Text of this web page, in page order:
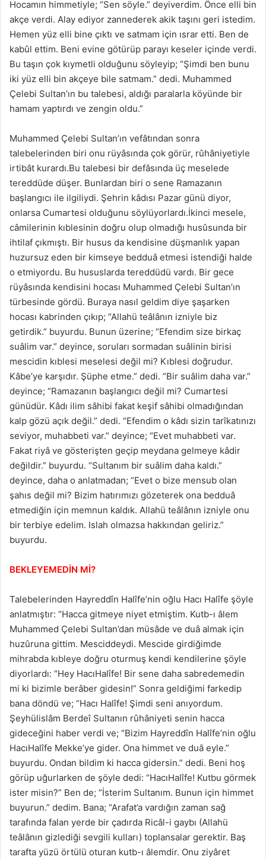
Hocamın himmetiyle; “Sen söyle.” deyiverdim. Önce elli bin
akçe verdi. Alay ediyor zannederek akik taşını geri istedim.
Hemen yüz elli bine çıktı ve satmam için ısrar etti. Ben de
kabûl ettim. Beni evine götürüp parayı keseler içinde verdi.
Bu taşın çok kıymetli olduğunu söyleyip; “Şimdi ben bunu
iki yüz elli bin akçeye bile satmam.” dedi. Muhammed
Çelebi Sultan’ın bu talebesi, aldığı paralarla köyünde bir
hamam yaptırdı ve zengin oldu.”
Muhammed Çelebi Sultan’ın vefâtından sonra
talebelerinden biri onu rüyâsında çok görür, rûhâniyetiyle
irtibât kurardı.Bu talebesi bir defâsında üç meselede
tereddüde düşer. Bunlardan biri o sene Ramazanın
başlangıcı ile ilgiliydi. Şehrin kâdısı Pazar günü diyor,
onlarsa Cumartesi olduğunu söylüyorlardı.İkinci mesele,
câmilerinin kıblesinin doğru olup olmadığı husûsunda bir
ihtilaf çıkmıştı. Bir husus da kendisine düşmanlık yapan
huzursuz eden bir kimseye bedduâ etmesi istendiği halde
o etmiyordu. Bu hususlarda tereddüdü vardı. Bir gece
rüyâsında kendisini hocası Muhammed Çelebi Sultan’ın
türbesinde gördü. Buraya nasıl geldim diye şaşarken
hocası kabrinden çıkıp; “Allahü teâlânın izniyle biz
getirdik.” buyurdu. Bunun üzerine; “Efendim size birkaç
suâlim var.” deyince, soruları sormadan suâlinin birisi
mescidin kıblesi meselesi değil mi? Kıblesi doğrudur.
Kâbe’ye karşıdır. Şüphe etme.” dedi. “Bir suâlim daha var.”
deyince; “Ramazanın başlangıcı değil mi? Cumartesi
günüdür. Kâdı ilim sâhibi fakat keşif sâhibi olmadığından
kalp gözü açık değil.” dedi. “Efendim o kâdı sizin tarîkatınızı
seviyor, muhabbeti var.” deyince; “Evet muhabbeti var.
Fakat riyâ ve gösterişten geçip meydana gelmeye kâdir
değildir.” buyurdu. “Sultanım bir suâlim daha kaldı.”
deyince, daha o anlatmadan; “Evet o bize mensub olan
şahıs değil mi? Bizim hatırımızı gözeterek ona bedduâ
etmediğin için memnun kaldık. Allahü teâlânın izniyle onu
bir terbiye edelim. Islah olmazsa hakkından geliriz.”
buyurdu.
BEKLEYEMEDİN Mİ?
Talebelerinden Hayreddîn Halîfe’nin oğlu Hacı Halîfe şöyle
anlatmıştır: “Hacca gitmeye niyet etmiştim. Kutb-ı âlem
Muhammed Çelebi Sultan’dan müsâde ve duâ almak için
huzûruna gittim. Mesciddeydi. Mescide girdiğimde
mihrabda kıbleye doğru oturmuş kendi kendilerine şöyle
diyorlardı: “Hey HacıHalîfe! Bir sene daha sabredemedin
mi ki bizimle berâber gidesin!” Sonra geldiğimi farkedip
bana döndü ve; “Hacı Halîfe! Şimdi seni anıyordum.
Şeyhülislâm Berdeî Sultanın rûhâniyeti senin hacca
gideceğini haber verdi ve; “Bizim Hayreddîn Halîfe’nin oğlu
HacıHalîfe Mekke’ye gider. Ona himmet ve duâ eyle.”
buyurdu. Ondan bildim ki hacca gidersin.” dedi. Beni hoş
görüp uğurlarken de şöyle dedi: “HacıHalîfe! Kutbu görmek
ister misin?” Ben de; “İsterim Sultanım. Bunun için himmet
buyurun.” dedim. Bana; “Arafat’a vardığın zaman sağ
tarafında falan yerde bir çadırda Ricâl-i gaybı (Allahü
teâlânın gizlediği sevgili kulları) toplansalar gerektir. Baş
tarafta yüzü örtülü oturan kutb-ı âlemdir. Onu ziyâret